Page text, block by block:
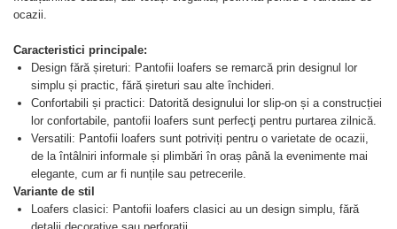
ocazii.
Caracteristici principale:
Design fără șireturi: Pantofii loafers se remarcă prin designul lor
simplu și practic, fără șireturi sau alte închideri.
Confortabili și practici: Datorită designului lor slip-on și a construcției
lor confortabile, pantofii loafers sunt perfecţi pentru purtarea zilnică.
Versatili: Pantofii loafers sunt potriviți pentru o varietate de ocazii,
de la întâlniri informale și plimbări în oraș până la evenimente mai
elegante, cum ar fi nunțile sau petrecerile.
Variante de stil
Loafers clasici: Pantofii loafers clasici au un design simplu, fără